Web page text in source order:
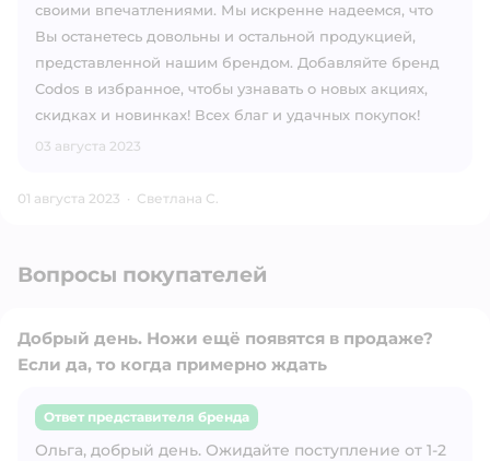
своими впечатлениями. Мы искренне надеемся, что
Вы останетесь довольны и остальной продукцией,
представленной нашим брендом. Добавляйте бренд
Codos в избранное, чтобы узнавать о новых акциях,
скидках и новинках! Всех благ и удачных покупок!
03 августа 2023
01 августа 2023 · Светлана С.
Вопросы покупателей
Открыть вопрос
Добрый день. Ножи ещё появятся в продаже?
Если да, то когда примерно ждать
Ответ представителя бренда
Ольга, добрый день. Ожидайте поступление от 1-2